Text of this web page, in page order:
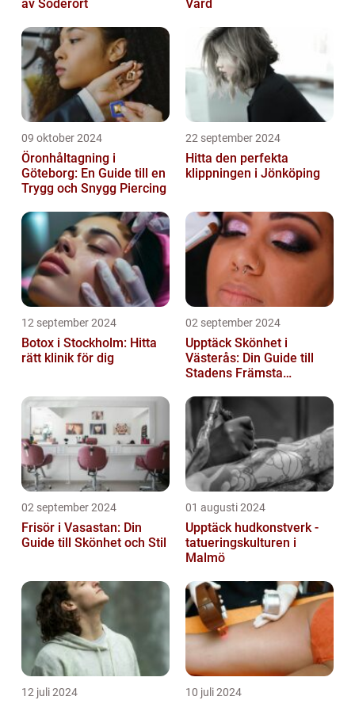
av Söderort Vård
09 oktober 2024
Öronhåltagning i
Göteborg: En Guide till en
Trygg och Snygg Piercing
22 september 2024
Hitta den perfekta
klippningen i Jönköping
12 september 2024
Botox i Stockholm: Hitta
rätt klinik för dig
02 september 2024
Upptäck Skönhet i
Västerås: Din Guide till
Stadens Främsta
02 september 2024
Frisör i Vasastan: Din
Guide till Skönhet och Stil
01 augusti 2024
Upptäck hudkonstverk -
tatueringskulturen i
Malmö
12 juli 2024 10 juli 2024